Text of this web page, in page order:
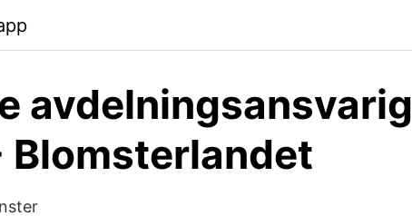
avdelningsansvarig
Blomsterlandet